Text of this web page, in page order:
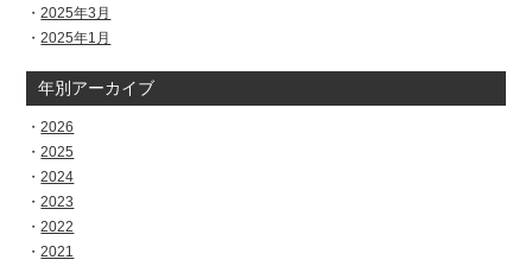
2025年3月
2025年1月
年別アーカイブ
2026
2025
2024
2023
2022
2021